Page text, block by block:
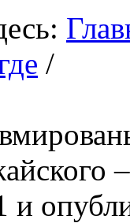
/